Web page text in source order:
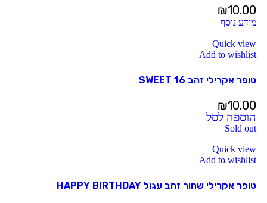
₪10.00
מידע נוסף
Quick view
Add to wishlist
טופר אקרילי זהב 16 SWEET
₪10.00
הוספה לסל
Sold out
Quick view
Add to wishlist
טופר אקרילי שחור זהב עגול HAPPY BIRTHDAY